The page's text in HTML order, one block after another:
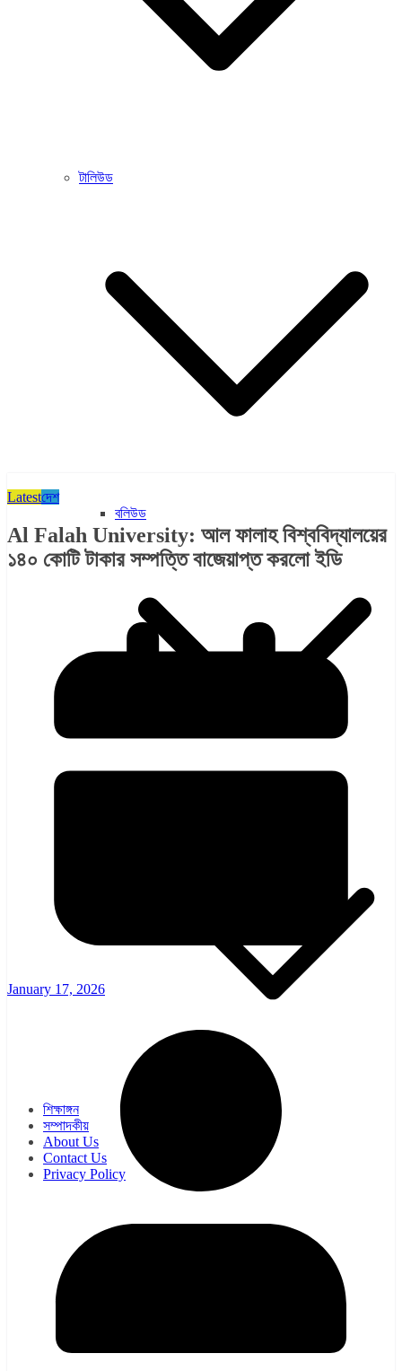
টালিউড
বলিউড
শিক্ষাঙ্গন
সম্পাদকীয়
About Us
Contact Us
Privacy Policy
Latestদেশ
Al Falah University: আল ফালাহ বিশ্ববিদ্যালয়ের
১৪০ কোটি টাকার সম্পত্তি বাজেয়াপ্ত করলো ইডি
January 17, 2026